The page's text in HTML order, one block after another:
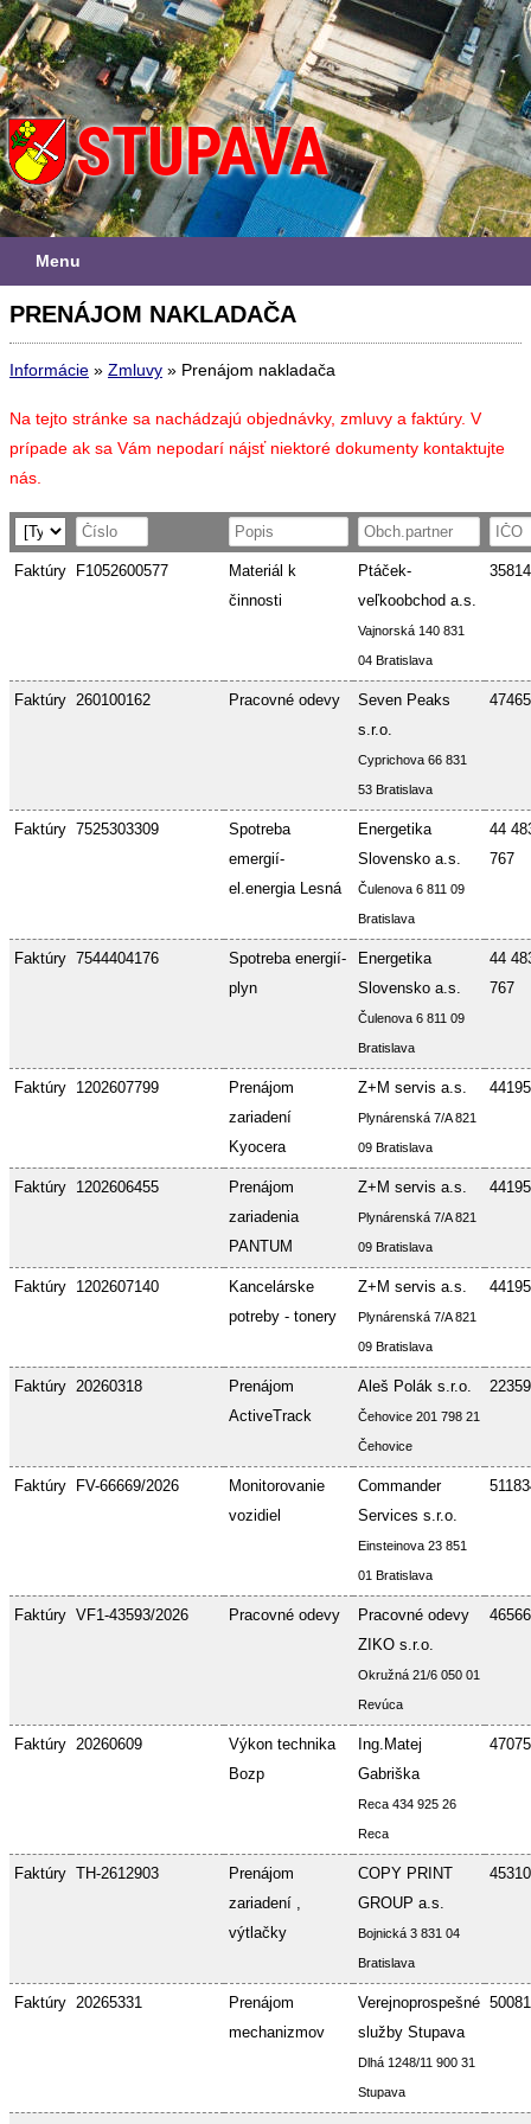
Menu
PRENÁJOM NAKLADAČA
Informácie » Zmluvy » Prenájom nakladača
Na tejto stránke sa nachádzajú objednávky, zmluvy a faktúry. V
prípade ak sa Vám nepodarí nájsť niektoré dokumenty kontaktujte
nás.
Faktúry F1052600577
Materiál k
činnosti
Ptáček-
veľkoobchod a.s.
Vajnorská 140 831
04 Bratislava
Faktúry 260100162 Pracovné odevy
Seven Peaks
s.r.o.
Cyprichova 66 831
53 Bratislava
Faktúry 7525303309
Spotreba
emergií-
el.energia Lesná
Energetika
Slovensko a.s.
Čulenova 6 811 09
Bratislava
44
767
Faktúry 7544404176
Spotreba energií-
plyn
Energetika
Slovensko a.s.
Čulenova 6 811 09
Bratislava
44
767
Faktúry 1202607799
Prenájom
zariadení
Kyocera
Z+M servis a.s.
Plynárenská 7/A 821
09 Bratislava
Faktúry 1202606455
Prenájom
zariadenia
PANTUM
Z+M servis a.s.
Plynárenská 7/A 821
09 Bratislava
Faktúry 1202607140
Kancelárske
potreby - tonery
Z+M servis a.s.
Plynárenská 7/A 821
09 Bratislava
Faktúry 20260318
Prenájom
ActiveTrack
Aleš Polák s.r.o.
Čehovice 201 798 21
Čehovice
Faktúry FV-66669/2026
Monitorovanie
vozidiel
Commander
Services s.r.o.
Einsteinova 23 851
01 Bratislava
Faktúry VF1-43593/2026 Pracovné odevy
Pracovné odevy
ZIKO s.r.o.
Okružná 21/6 050 01
Revúca
Faktúry 20260609
Výkon technika
Bozp
Ing.Matej
Gabriška
Reca 434 925 26
Reca
Faktúry TH-2612903
Prenájom
zariadení ,
výtlačky
COPY PRINT
GROUP a.s.
Bojnická 3 831 04
Bratislava
Faktúry 20265331
Prenájom
mechanizmov
Verejnoprospešné
služby Stupava
Dlhá 1248/11 900 31
Stupava